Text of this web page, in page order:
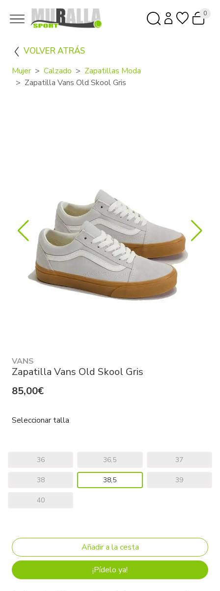
0
VOLVER ATRÁS
Mujer Calzado
Zapatillas Moda
Zapatilla Vans Old Skool Gris
VANS
Zapatilla Vans Old Skool Gris
85,00€
Seleccionar talla
36 36,5 37
38 38,5 39
40
¡Pídelo ya!